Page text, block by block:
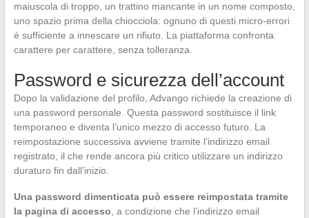
maiuscola di troppo, un trattino mancante in un nome composto,
uno spazio prima della chiocciola: ognuno di questi micro-errori
è sufficiente a innescare un rifiuto. La piattaforma confronta
carattere per carattere, senza tolleranza.
Password e sicurezza dell’account
Dopo la validazione del profilo, Advango richiede la creazione di
una password personale. Questa password sostituisce il link
temporaneo e diventa l’unico mezzo di accesso futuro. La
reimpostazione successiva avviene tramite l’indirizzo email
registrato, il che rende ancora più critico utilizzare un indirizzo
duraturo fin dall’inizio.
Una password dimenticata può essere reimpostata tramite
la pagina di accesso , a condizione che l’indirizzo email